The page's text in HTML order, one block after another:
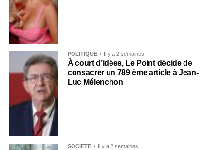
POLITIQUE Il y a 2 semaines
À court d’idées, Le Point décide de
consacrer un 789 ème article à Jean-
Luc Mélenchon
SOCIÉTÉ Il y a 2 semaines